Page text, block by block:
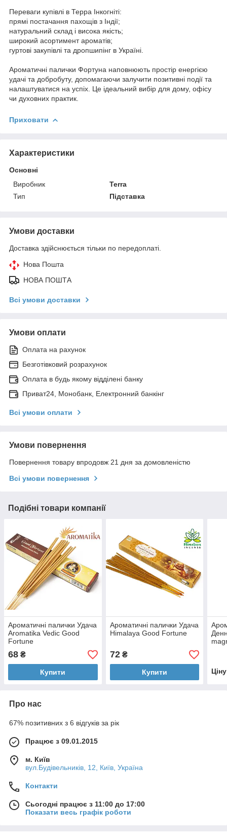
Переваги купівлі в Терра Інкогніті:
прямі постачання пахощів з Індії;
натуральний склад і висока якість;
широкий асортимент ароматів;
гуртові закупівлі та дропшипінг в Україні.
Ароматичні палички Фортуна наповнюють простір енергією
удачі та добробуту, допомагаючи залучити позитивні події та
налаштуватися на успіх. Це ідеальний вибір для дому, офісу
чи духовних практик.
Приховати
Характеристики
Основні
Виробник
Terra
Тип
Підставка
Умови доставки
Доставка здійснюється тільки по передоплаті.
Нова Пошта
НОВА ПОШТА
Всі умови доставки
Умови оплати
Оплата на рахунок
Безготівковий розрахунок
Оплата в будь якому відділені банку
Приват24, Монобанк, Електронний банкінг
Всі умови оплати
Умови повернення
Повернення товару впродовж 21 дня за домовленістю
Всі умови повернення
Подібні товари компанії
Ароматичні палички Удача
Aromatika Vedic Good
Fortune
68 ₴
Купити
Ароматичні палички Удача
Himalaya Good Fortune
72₴
Купити
Про нас
67% позитивних з 6 відгуків за рік
Працює з 09.01.2015
м. Київ
вул.Будівельників, 12, Київ, Україна
Контакти
Сьогодні працює з 11:00 до 17:00
Показати весь графік роботи